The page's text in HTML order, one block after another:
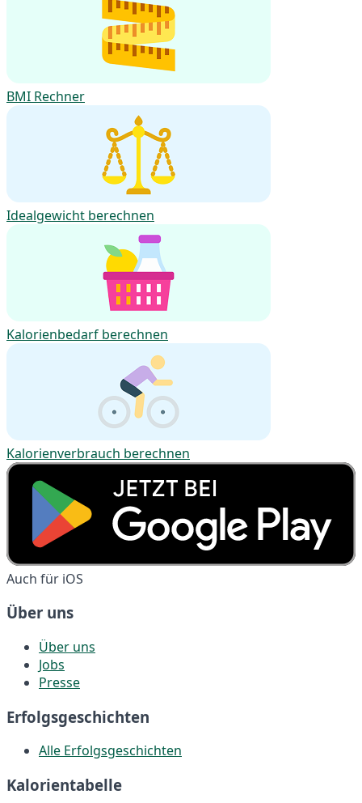
BMI Rechner
Idealgewicht berechnen
Kalorienbedarf berechnen
Kalorienverbrauch berechnen
Auch für iOS
Über uns
Über uns
Jobs
Presse
Erfolgsgeschichten
Alle Erfolgsgeschichten
Kalorientabelle